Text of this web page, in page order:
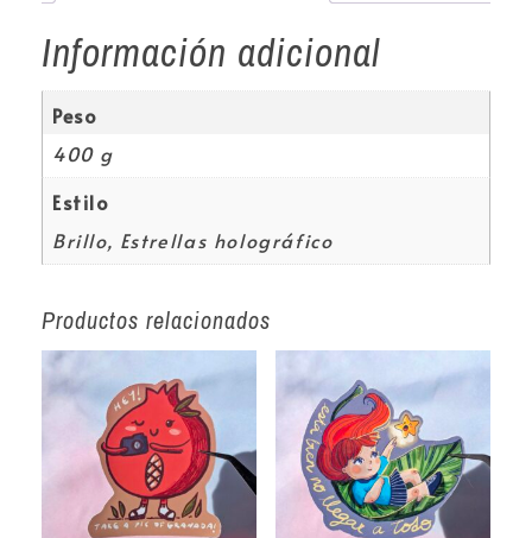
Información adicional
Peso
400 g
Estilo
Brillo, Estrellas holográfico
Productos relacionados